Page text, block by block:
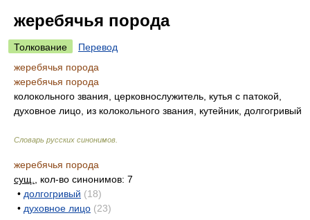
жеребячья порода
Толкование
Перевод
жеребячья порода
жеребячья порода
колокольного звания, церковнослужитель, кутья с патокой,
духовное лицо, из колокольного звания, кутейник, долгогривый
Словарь русских синонимов
жеребячья порода
сущ.
, кол-во синонимов: 7
• долгогривый (18)
• духовное лицо (23)